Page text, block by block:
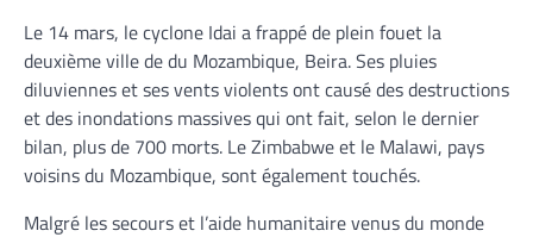
Le 14 mars, le cyclone Idai a frappé de plein fouet la
deuxième ville de du Mozambique, Beira. Ses pluies
diluviennes et ses vents violents ont causé des destructions
et des inondations massives qui ont fait, selon le dernier
bilan, plus de 700 morts. Le Zimbabwe et le Malawi, pays
voisins du Mozambique, sont également touchés.
Malgré les secours et l’aide humanitaire venus du monde